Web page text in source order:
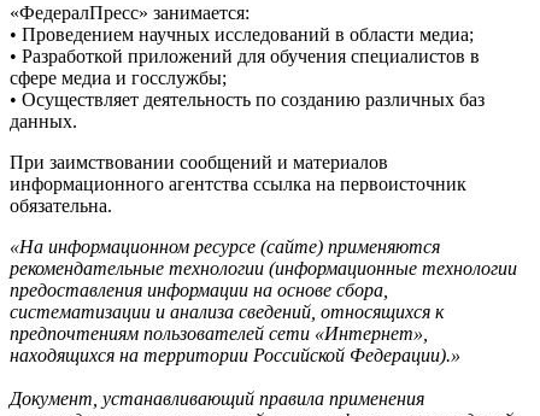
«ФедералПресс» занимается:
• Проведением научных исследований в области медиа;
• Разработкой приложений для обучения специалистов в
сфере медиа и госслужбы;
• Осуществляет деятельность по созданию различных баз
данных.
При заимствовании сообщений и материалов
информационного агентства ссылка на первоисточник
обязательна.
«На информационном ресурсе (сайте) применяются
рекомендательные технологии (информационные технологии
предоставления информации на основе сбора,
систематизации и анализа сведений, относящихся к
предпочтениям пользователей сети «Интернет»,
находящихся на территории Российской Федерации).»
Документ, устанавливающий правила применения